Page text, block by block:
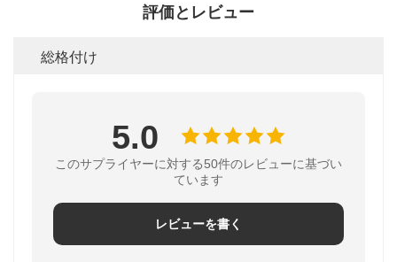
評価とレビュー
総格付け
5.0
このサプライヤーに対する50件のレビューに基づい
ています
レビューを書く